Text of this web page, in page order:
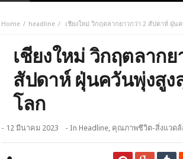
Home headline เชียงใหม่ วิกฤตลากยาวกว่า 2 สัปดาห์ ฝุ่น
เชียงใหม่ วิกฤตลากย
สัปดาห์ ฝุ่นควันพุ่งสูง
โลก
- 12 มีนาคม 2023 - InHeadline, คุณภาพชีวิต-สิ่งแวดล้